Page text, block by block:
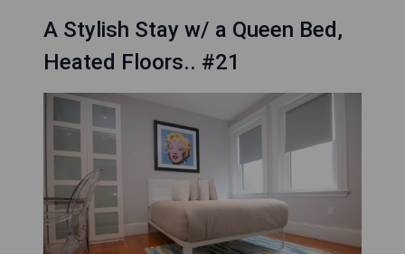
A Stylish Stay w/ a Queen Bed,
Heated Floors.. #21